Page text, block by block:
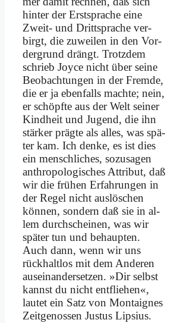
hin­ter der Erst­spra­che ei­ne
Zweit- und Dritt­s­pra­che ver­
birgt, die zu­wei­len in den Vor­
der­grund drängt. Trotz­dem
schrieb Joy­ce nicht über sei­ne
Be­ob­ach­tun­gen in der Frem­de,
die er ja eben­falls mach­te; nein,
er schöpf­te aus der Welt sei­ner
Kind­heit und Ju­gend, die ihn
stär­ker präg­te als al­les, was spä­
ter kam. Ich den­ke, es ist dies
ein mensch­li­ches, so­zu­sa­gen
an­thro­po­lo­gi­sches At­tri­but, daß
wir die frü­hen Er­fah­run­gen in
der Re­gel nicht aus­lö­schen
kön­nen, son­dern daß sie in al­
lem durch­schei­nen, was wir
spä­ter tun und be­haup­ten.
Auch dann, wenn wir uns
rück­halt­los mit dem An­de­ren
aus­ein­an­der­set­zen. »Dir selbst
kannst du nicht ent­flie­hen«,
lau­tet ein Satz von Mon­tai­gnes
Zeit­ge­nos­sen Ju­stus Lip­si­us.